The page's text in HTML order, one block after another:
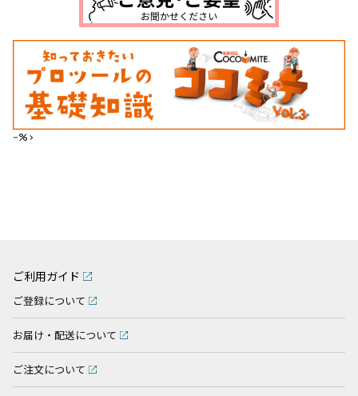
--%>
ご利用ガイド
ご登録について
お届け・配送について
ご注文について